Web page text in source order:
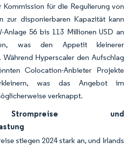
Kommission für die Regulierung von
zur disponierbaren Kapazität kann
56 bis 113 Millionen USD an
was den Appetit kleinerer
Hyperscaler den Aufschlag
Colocation-Anbieter Projekte
was das Angebot im
verknappt.
und
stiegen 2024 stark an, und Irlands